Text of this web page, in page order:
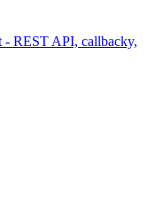
- REST API, callbacky,